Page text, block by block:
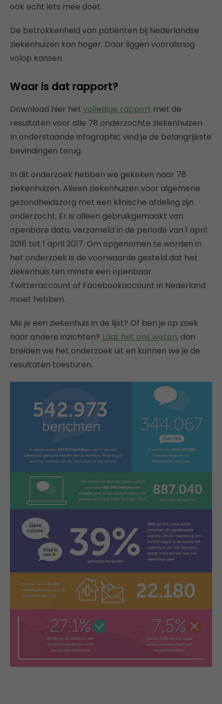
ook echt iets mee doet.
De betrokkenheid van patiënten bij Nederlandse
ziekenhuizen kan hoger. Daar liggen vooralsnog
volop kansen.
Waar is dat rapport?
Download hier het volledige rapport met de
resultaten voor alle 78 onderzochte ziekenhuizen.
In onderstaande infographic vind je de belangrijkste
bevindingen terug.
In dit onderzoek hebben we gekeken naar 78
ziekenhuizen. Alleen ziekenhuizen voor algemene
gezondheidszorg met een klinische afdeling zijn
onderzocht. Er is alleen gebruikgemaakt van
openbare data, verzameld in de periode van 1 april
2016 tot 1 april 2017. Om opgenomen te worden in
het onderzoek is de voorwaarde gesteld dat het
ziekenhuis ten minste een openbaar
Twitteraccount of Facebookaccount in Nederland
moet hebben.
Mis je een ziekenhuis in de lijst? Of ben je op zoek
naar andere inzichten? Laat het ons weten, dan
breiden we het onderzoek uit en kunnen we je de
resultaten toesturen.